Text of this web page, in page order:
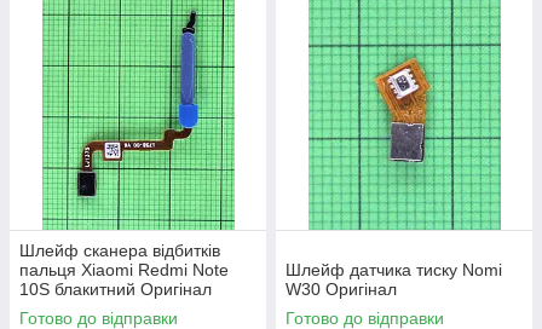
Шлейф сканера відбитків
пальця Xiaomi Redmi Note
10S блакитний Оригінал
#490100004P5F
Готово до відправки
Шлейф датчика тиску Nomi
W30 Оригінал
Готово до відправки